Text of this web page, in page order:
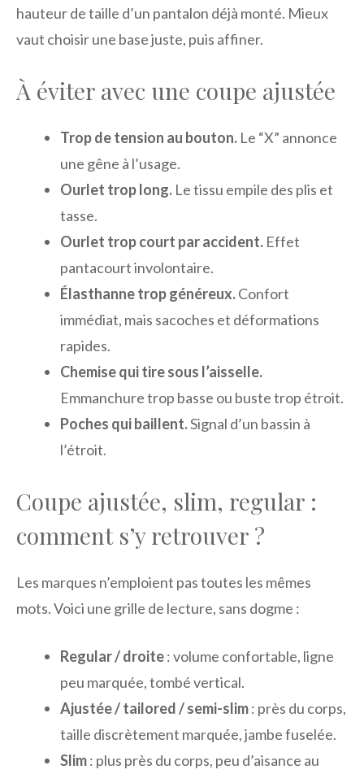
hauteur de taille d’un pantalon déjà monté. Mieux
vaut choisir une base juste, puis affiner.
À éviter avec une coupe ajustée
Trop de tension au bouton. Le “X” annonce
une gêne à l’usage.
Ourlet trop long. Le tissu empile des plis et
tasse.
Ourlet trop court par accident. Effet
pantacourt involontaire.
Élasthanne trop généreux.Confort
immédiat, mais sacoches et déformations
rapides.
Chemise qui tire sous l’aisselle.
Emmanchure trop basse ou buste trop étroit.
Poches qui baillent.Signal d’un bassin à
l’étroit.
Coupe ajustée, slim, regular :
comment s’y retrouver ?
Les marques n’emploient pas toutes les mêmes
mots. Voici une grille de lecture, sans dogme :
Regular / droite: volume confortable, ligne
peu marquée, tombé vertical.
Ajustée / tailored / semi-slim: près du corps,
taille discrètement marquée, jambe fuselée.
Slim: plus près du corps, peu d’aisance au